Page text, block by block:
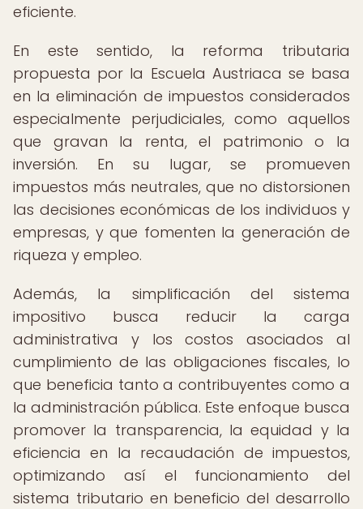
eficiente.
En este sentido, la reforma tributaria
propuesta por la Escuela Austriaca se basa
en la eliminación de impuestos considerados
especialmente perjudiciales, como aquellos
que gravan la renta, el patrimonio o la
inversión. En su lugar, se promueven
impuestos más neutrales, que no distorsionen
las decisiones económicas de los individuos y
empresas, y que fomenten la generación de
riqueza y empleo.
Además, la simplificación del sistema
impositivo busca reducir la carga
administrativa y los costos asociados al
cumplimiento de las obligaciones fiscales, lo
que beneficia tanto a contribuyentes como a
la administración pública. Este enfoque busca
promover la transparencia, la equidad y la
eficiencia en la recaudación de impuestos,
optimizando así el funcionamiento del
sistema tributario en beneficio del desarrollo